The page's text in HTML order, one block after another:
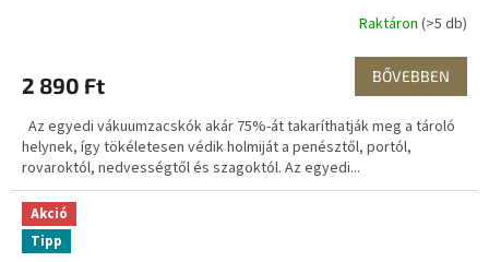
Raktáron (>5 db)
2 890 Ft BŐVEBBEN
Az egyedi vákuumzacskók akár 75%-át takaríthatják meg a tároló
helynek, így tökéletesen védik holmiját a penésztől, portól,
rovaroktól, nedvességtől és szagoktól. Az egyedi...
Akció
Tipp